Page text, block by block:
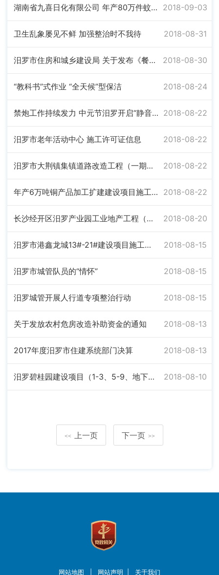
湖南省九喜日化有限公司 年产80万件蚊香生产线技改建设项目施工许可证信息 2018-09-03
卫生乱象屡见不鲜 加强整治时不我待 2018-08-31
汨罗市住房和城乡建设局 关于发布《餐饮场所使用燃气基本安全要求》的公告 2018-08-30
“教科书”式作业 “全天候”型保洁 2018-08-24
禁炮工作持续发力 中元节汨罗开启“静音模式” 2018-08-22
汨罗市老年活动中心 施工许可证信息 2018-08-22
汨罗市大荆镇集镇道路改造工程（一期）建设项目施工许可证信息 2018-08-22
年产6万吨铜产品加工扩建建设项目施工许可证信息 2018-08-22
长沙经开区汨罗产业园工业地产工程（招商营销中心）施工许可证信息 2018-08-20
汨罗市港鑫龙城13#-21#建设项目施工许可证信息 2018-08-15
汨罗市城管队员的“情怀” 2018-08-15
汨罗城管开展人行道专项整治行动 2018-08-15
关于发放农村危房改造补助资金的通知 2018-08-13
2017年度汨罗市住建系统部门决算 2018-08-13
汨罗碧桂园建设项目（1-3、5-9、地下室）施工许可证信息 2018-08-10
<< 上一页 下一页 >>
网站地图 网站声明 关于我们